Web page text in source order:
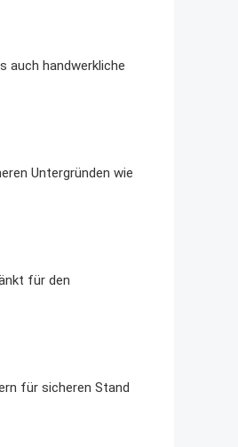
auch handwerkliche
Untergründen wie
für den
für sicheren Stand